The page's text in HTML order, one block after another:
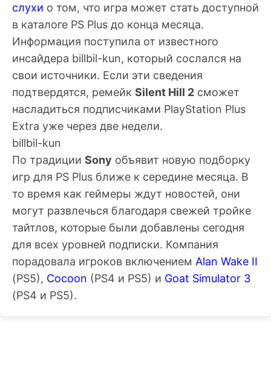
слухи о том, что игра может стать доступной
в каталоге PS Plus до конца месяца.
Информация поступила от известного
инсайдера billbil-kun, который сослался на
свои источники. Если эти сведения
подтвердятся, ремейк Silent Hill 2 сможет
насладиться подписчиками PlayStation Plus
Extra уже через две недели.
billbil-kun
По традиции Sony объявит новую подборку
игр для PS Plus ближе к середине месяца. В
то время как геймеры ждут новостей, они
могут развлечься благодаря свежей тройке
тайтлов, которые были добавлены сегодня
для всех уровней подписки. Компания
порадовала игроков включением Alan Wake II
(PS5), Cocoon (PS4 и PS5) и Goat Simulator 3
(PS4 и PS5).